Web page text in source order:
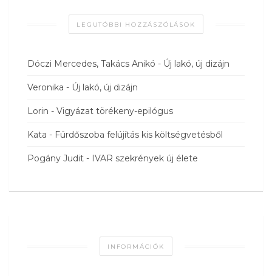
LEGUTÓBBI HOZZÁSZÓLÁSOK
Dóczi Mercedes, Takács Anikó - Új lakó, új dizájn
Veronika - Új lakó, új dizájn
Lorin - Vigyázat törékeny-epilógus
Kata - Fürdőszoba felújítás kis költségvetésből
Pogány Judit - IVAR szekrények új élete
INFORMÁCIÓK